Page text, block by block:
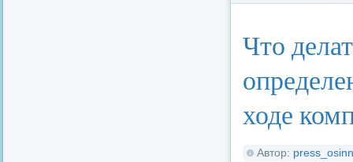
Что
ходе
Автор: